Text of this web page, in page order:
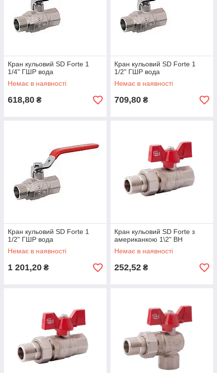
Кран кульовий SD Forte 1
1/4" ГШР вода
Немає в наявності
618,80 ₴
Кран кульовий SD Forte 1
1/2" ГШР вода
Немає в наявності
709,80 ₴
Кран кульовий SD Forte 1
1/2" ГШР вода
Немає в наявності
1 201,20 ₴
Кран кульовий SD Forte з
американкою 1\2" ВН
Немає в наявності
252,52 ₴